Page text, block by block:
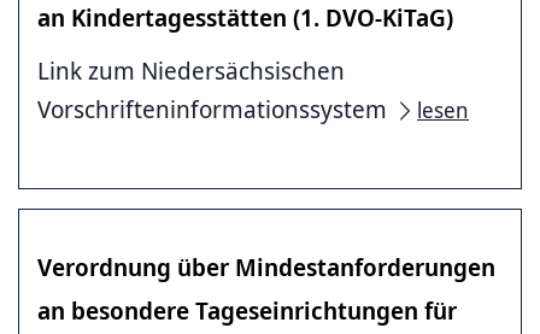
an Kindertagesstätten (1. DVO-KiTaG)
Link zum Niedersächsischen
Vorschrifteninformationssystem
lesen
Verordnung über Mindestanforderungen
an besondere Tageseinrichtungen für